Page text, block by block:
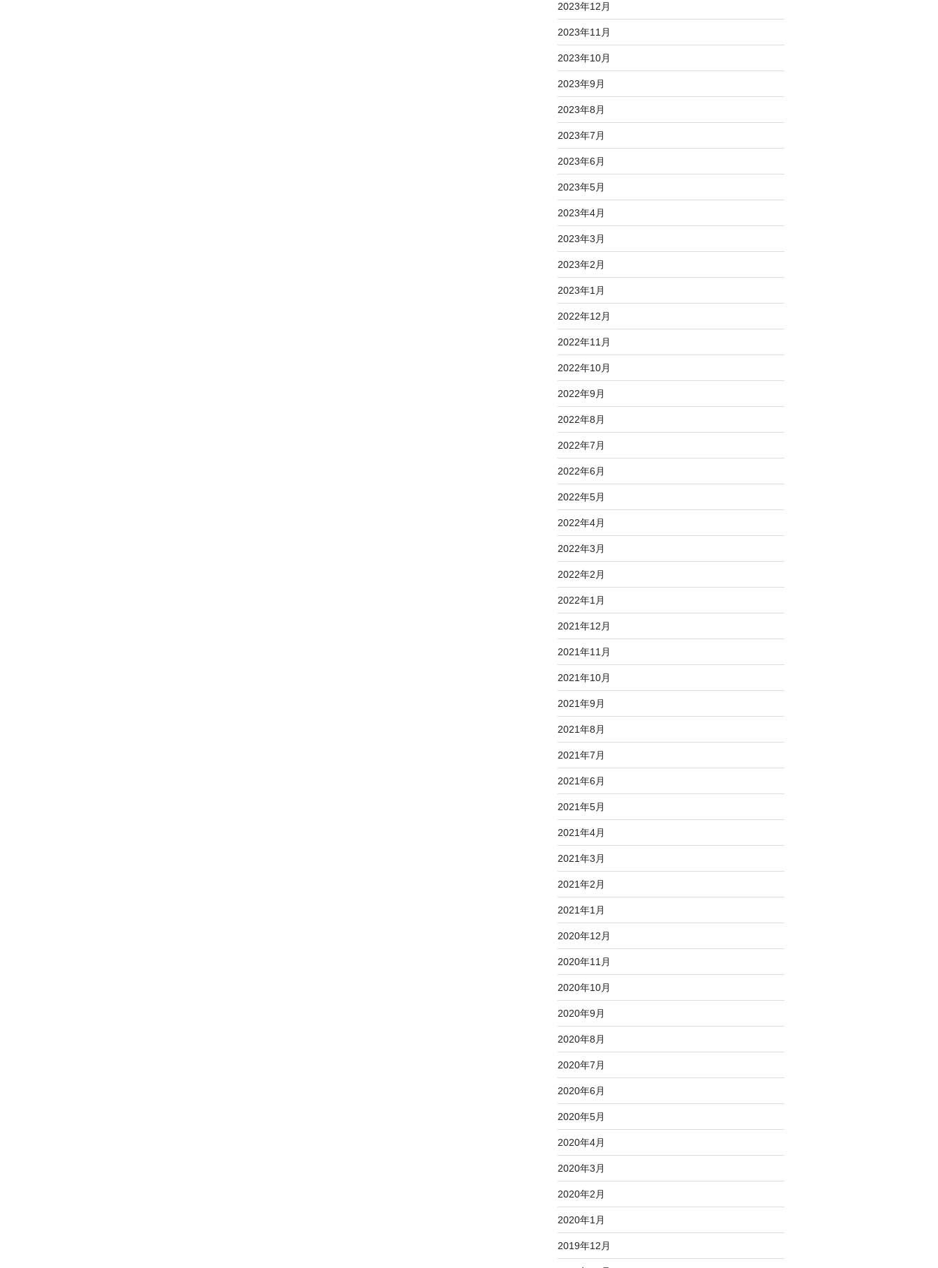
2023年12月
2023年11月
2023年10月
2023年9月
2023年8月
2023年7月
2023年6月
2023年5月
2023年4月
2023年3月
2023年2月
2023年1月
2022年12月
2022年11月
2022年10月
2022年9月
2022年8月
2022年7月
2022年6月
2022年5月
2022年4月
2022年3月
2022年2月
2022年1月
2021年12月
2021年11月
2021年10月
2021年9月
2021年8月
2021年7月
2021年6月
2021年5月
2021年4月
2021年3月
2021年2月
2021年1月
2020年12月
2020年11月
2020年10月
2020年9月
2020年8月
2020年7月
2020年6月
2020年5月
2020年4月
2020年3月
2020年2月
2020年1月
2019年12月